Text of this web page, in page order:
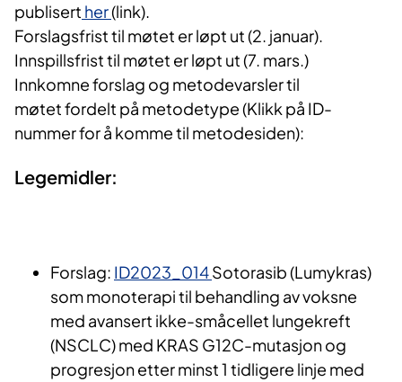
publisert her(link).
Forslagsfrist til møtet er løpt ut (2. januar).
Innspillsfrist til møtet er løpt ut (7. mars.)
Innkomne forslag og metodevarsler til
møtet fordelt på metodetype (Klikk på ID-
nummer for å komme til metodesiden):
Legemidler:​​
​Forslag: ID2023_014Sotorasib (Lumykras)
som monoterapi til behandling av voksne
med avansert ikke-småcellet lungekreft
(NSCLC) med KRAS G12C-mutasjon og
progresjon etter minst 1 tidlig​ere linje med